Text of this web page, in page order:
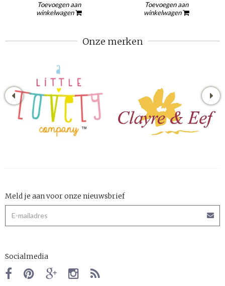
Toevoegen aan
winkelwagen
Toevoegen aan
winkelwagen
Onze merken
Meld je aan voor onze nieuwsbrief
Socialmedia